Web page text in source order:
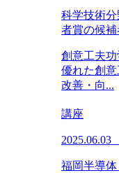
科学技術
者賞の候
創意工夫功
優れた創
改善・向...
講座
福岡半導